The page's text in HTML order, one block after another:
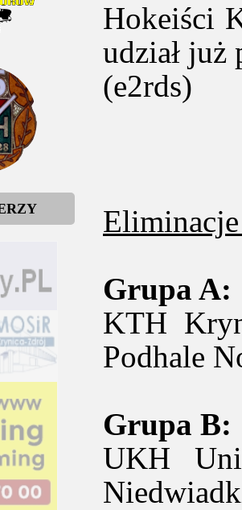
Hokeiści
udział już
(e2rds)
Grupa A:
KTH
Podhale
Grupa B:
UKH